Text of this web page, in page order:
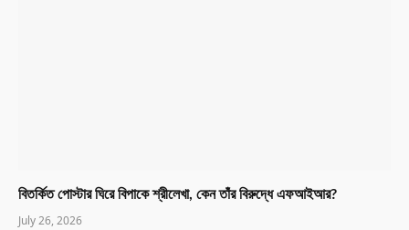
বিতর্কিত পোস্টার ঘিরে বিপাকে শ্রীলেখা, কেন তাঁর বিরুদ্ধে এফআইআর?
July 26, 2026